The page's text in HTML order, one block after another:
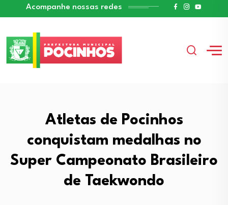
Acompanhe nossas redes
Atletas de Pocinhos
conquistam medalhas no
Super Campeonato Brasileiro
de Taekwondo